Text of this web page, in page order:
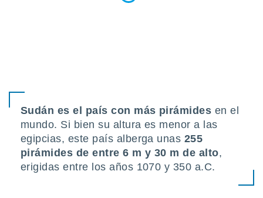
Sudán es el país con más pirámides en el
mundo. Si bien su altura es menor a las
egipcias, este país alberga unas 255
pirámides de entre 6 m y 30 m de alto,
erigidas entre los años 1070 y 350 a.C.